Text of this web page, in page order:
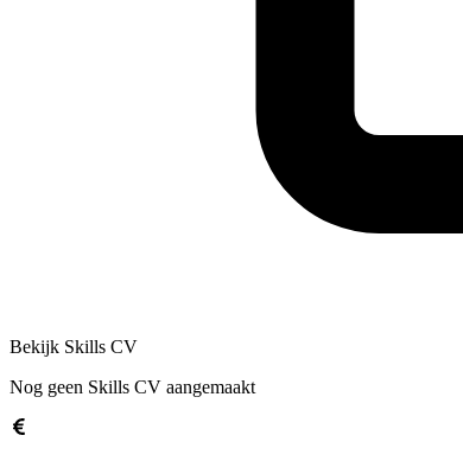
Bekijk Skills CV
Nog geen Skills CV aangemaakt